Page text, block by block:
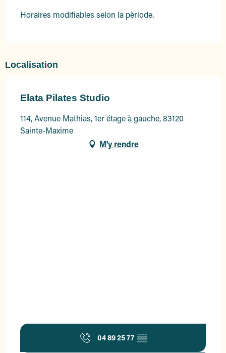
Horaires modifiables selon la pèriode.
Localisation
Elata Pilates Studio
114, Avenue Mathias, 1er étage à gauche, 83120
Sainte-Maxime
M'y rendre
04 89 25 77 ▒▒